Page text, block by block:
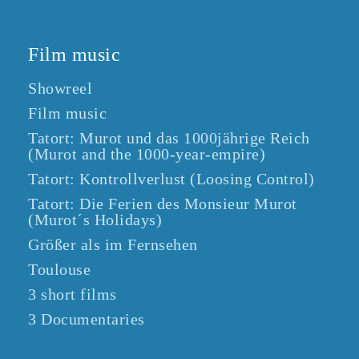
Film music
Showreel
Film music
Tatort: Murot und das 1000jährige Reich
(Murot and the 1000-year-empire)
Tatort: Kontrollverlust (Loosing Control)
Tatort: Die Ferien des Monsieur Murot
(Murot´s Holidays)
Größer als im Fernsehen
Toulouse
3 short films
3 Documentaries